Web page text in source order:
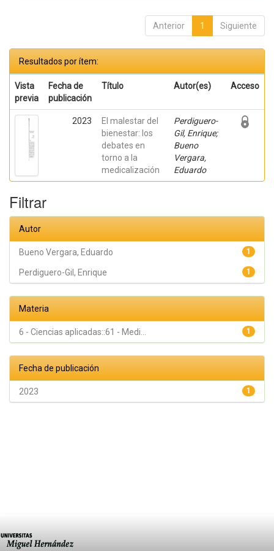
Anterior 1 Siguiente
Resultados por ítem:
Vista
previa
Fecha de
publicación
Título Autor(es) Acceso
2023
El malestar del
bienestar: los
debates en
torno a la
medicalización
Perdiguero-
Gil, Enrique;
Bueno
Vergara,
Eduardo
Filtrar
Autor
1
Bueno Vergara, Eduardo
1
Perdiguero-Gil, Enrique
Materia
1
6 - Ciencias aplicadas::61 - Medi...
Fecha de publicación
1
2023